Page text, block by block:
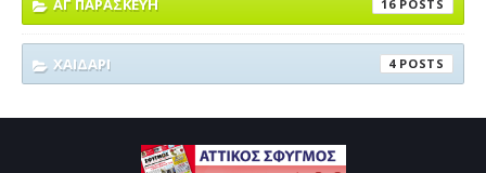
ΑΓ ΠΑΡΑΣΚΕΥΗ 16
ΧΑΙΔΑΡΙ 4